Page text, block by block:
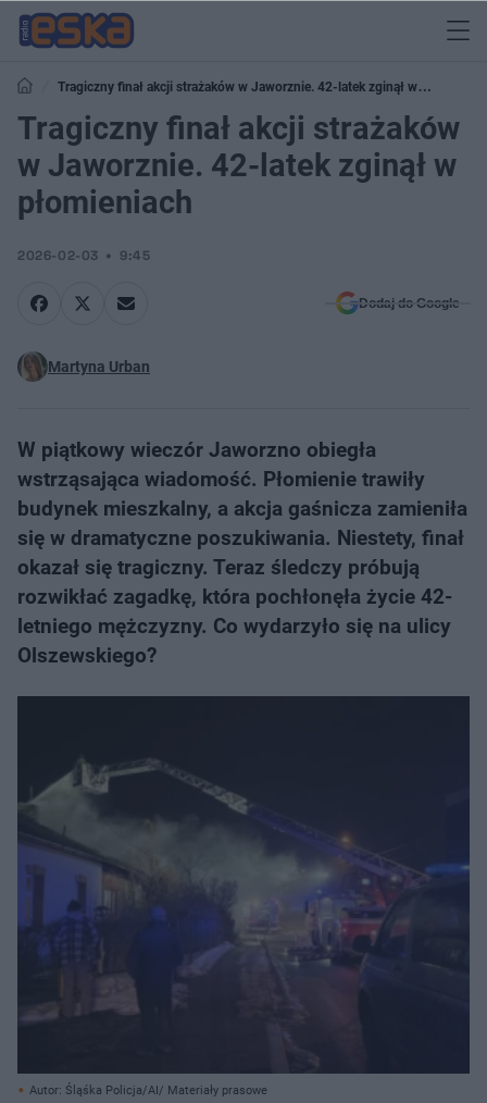
Tragiczny finał akcji strażaków w Jaworznie. 42-latek zginął w
płomieniach
Tragiczny finał akcji strażaków
w Jaworznie. 42-latek zginął w
płomieniach
2026-02-03 9:45
Dodaj do Google
Martyna Urban
W piątkowy wieczór Jaworzno obiegła
wstrząsająca wiadomość. Płomienie trawiły
budynek mieszkalny, a akcja gaśnicza zamieniła
się w dramatyczne poszukiwania. Niestety, finał
okazał się tragiczny. Teraz śledczy próbują
rozwikłać zagadkę, która pochłonęła życie 42-
letniego mężczyzny. Co wydarzyło się na ulicy
Olszewskiego?
Autor: Śląśka Policja/AI/ Materiały prasowe